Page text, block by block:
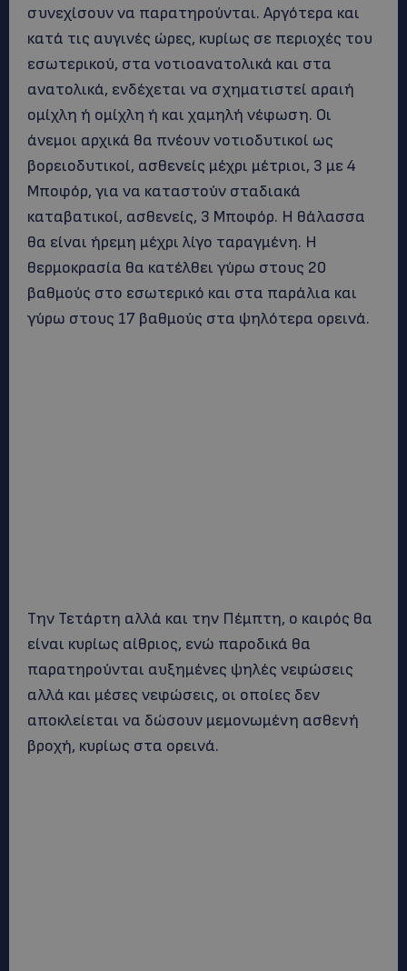
συνεχίσουν να παρατηρούνται. Αργότερα και
κατά τις αυγινές ώρες, κυρίως σε περιοχές του
εσωτερικού, στα νοτιοανατολικά και στα
ανατολικά, ενδέχεται να σχηματιστεί αραιή
ομίχλη ή ομίχλη ή και χαμηλή νέφωση. Οι
άνεμοι αρχικά θα πνέουν νοτιοδυτικοί ως
βορειοδυτικοί, ασθενείς μέχρι μέτριοι, 3 με 4
Μποφόρ, για να καταστούν σταδιακά
καταβατικοί, ασθενείς, 3 Μποφόρ. Η θάλασσα
θα είναι ήρεμη μέχρι λίγο ταραγμένη. Η
θερμοκρασία θα κατέλθει γύρω στους 20
βαθμούς στο εσωτερικό και στα παράλια και
γύρω στους 17 βαθμούς στα ψηλότερα ορεινά.
Την Τετάρτη αλλά και την Πέμπτη, ο καιρός θα
είναι κυρίως αίθριος, ενώ παροδικά θα
παρατηρούνται αυξημένες ψηλές νεφώσεις
αλλά και μέσες νεφώσεις, οι οποίες δεν
αποκλείεται να δώσουν μεμονωμένη ασθενή
βροχή, κυρίως στα ορεινά.